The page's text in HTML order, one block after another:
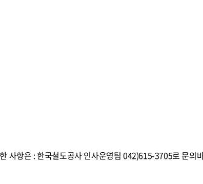
사항은 : 한국철도공사 인사운영팀 042)615-3705로 문의